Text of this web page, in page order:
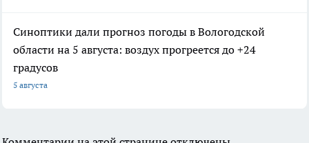
Синоптики дали прогноз погоды в Вологодской
области на 5 августа: воздух прогреется до +24
градусов
5 августа